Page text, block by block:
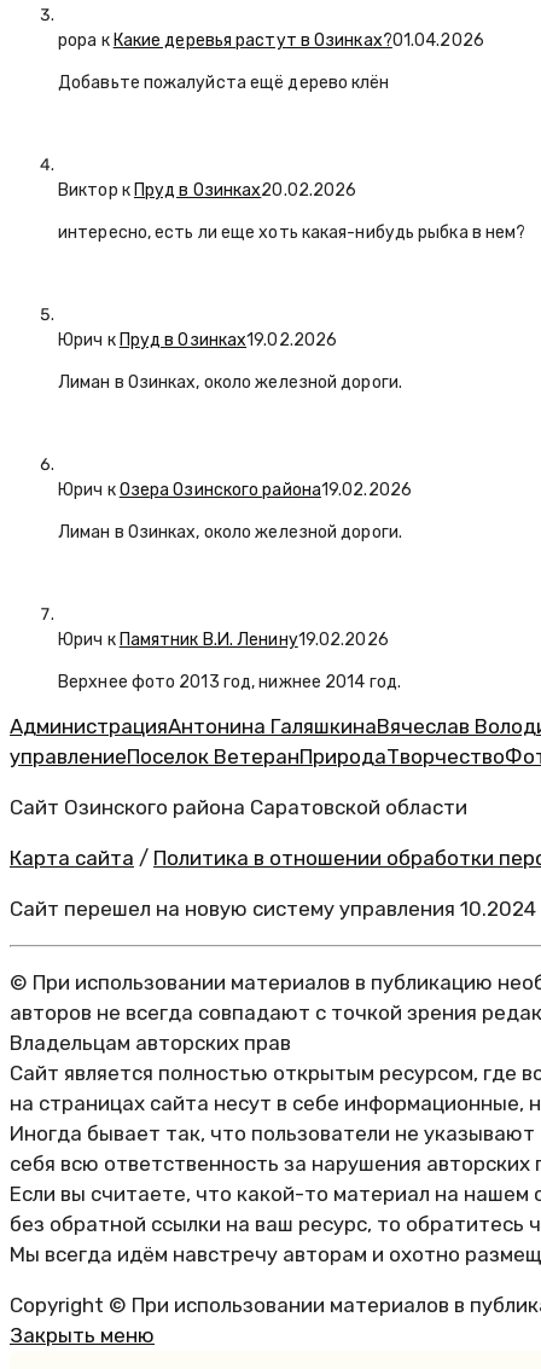
popa кКакие деревья растут в Озинках?01.04.2026
Добавьте пожалуйста ещё дерево клён
Виктор кПруд в Озинках20.02.2026
интересно, есть ли еще хоть какая-нибудь рыбка в нем?
Юрич кПруд в Озинках19.02.2026
Лиман в Озинках, около железной дороги.
Юрич кОзера Озинского района19.02.2026
Лиман в Озинках, около железной дороги.
Юрич кПамятник В.И. Ленину19.02.2026
Верхнее фото 2013 год, нижнее 2014 год.
АдминистрацияАнтонина ГаляшкинаВячеслав
управлениеПоселок ВетеранПриродаТворчество
Сайт Озинского района Саратовской области
Карта сайта / Политика в отношении обработки
Сайт перешел на новую систему управления 10.2024
© При использовании материалов в публикацию
авторов не всегда совпадают с точкой зрения
Владельцам авторских прав
Сайт является полностью открытым ресурсом, где
на страницах сайта несут в себе информационные,
Иногда бывает так, что пользователи не
себя всю ответственность за нарушения авторских
Если вы считаете, что какой-то материал на
без обратной ссылки на ваш ресурс, то обратитесь
Мы всегда идём навстречу авторам и охотно
Copyright © При использовании материалов в
Закрыть меню